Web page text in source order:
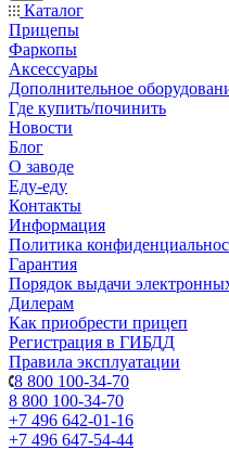
Каталог
Прицепы
Фаркопы
Аксессуары
Дополнительное
Где купить/починить
Новости
Блог
О заводе
Еду-еду
Контакты
Информация
Политика
Гарантия
Порядок выдачи
Дилерам
Как приобрести прицеп
Регистрация в ГИБДД
Правила эксплуатации
8 800 100-34-70
8 800 100-34-70
+7 496 642-01-16
+7 496 647-54-44